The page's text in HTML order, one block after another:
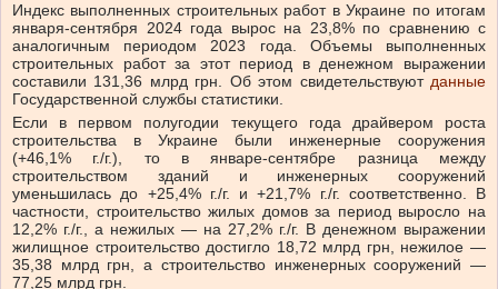
Индекс выполненных строительных работ в Украине по итогам
января-сентября 2024 года вырос на 23,8% по сравнению с
аналогичным периодом 2023 года. Объемы выполненных
строительных работ за этот период в денежном выражении
составили 131,36 млрд грн. Об этом свидетельствуют данные
Государственной службы статистики.
Если в первом полугодии текущего года драйвером роста
строительства в Украине были инженерные сооружения
(+46,1% г./г.), то в январе-сентябре разница между
строительством зданий и инженерных сооружений
уменьшилась до +25,4% г./г. и +21,7% г./г. соответственно. В
частности, строительство жилых домов за период выросло на
12,2% г./г., а нежилых — на 27,2% г./г. В денежном выражении
жилищное строительство достигло 18,72 млрд грн, нежилое —
35,38 млрд грн, а строительство инженерных сооружений —
77,25 млрд грн.